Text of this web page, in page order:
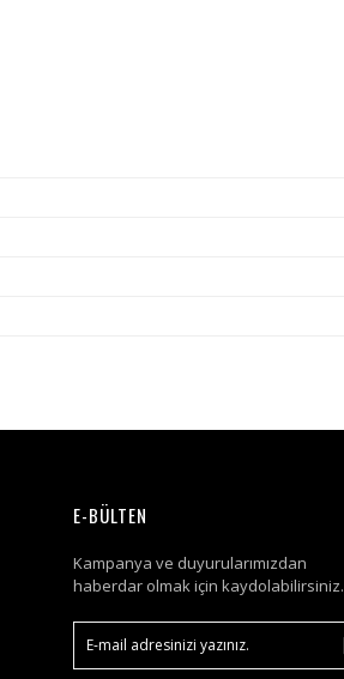
E-BÜLTEN
Kampanya ve duyurularımızdan
haberdar olmak için kaydolabilirsiniz.